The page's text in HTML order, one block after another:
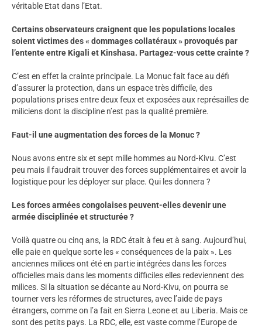
véritable Etat dans l’Etat.
Certains observateurs craignent que les populations locales
soient victimes des « dommages collatéraux » provoqués par
l’entente entre Kigali et Kinshasa. Partagez-vous cette crainte ?
C’est en effet la crainte principale. La Monuc fait face au défi
d’assurer la protection, dans un espace très difficile, des
populations prises entre deux feux et exposées aux représailles de
miliciens dont la discipline n’est pas la qualité première.
Faut-il une augmentation des forces de la Monuc?
Nous avons entre six et sept mille hommes au Nord-Kivu. C’est
peu mais il faudrait trouver des forces supplémentaires et avoir la
logistique pour les déployer sur place. Qui les donnera ?
Les forces armées congolaises peuvent-elles devenir une
armée disciplinée et structurée ?
Voilà quatre ou cinq ans, la RDC était à feu et à sang. Aujourd’hui,
elle paie en quelque sorte les « conséquences de la paix ». Les
anciennes milices ont été en partie intégrées dans les forces
officielles mais dans les moments difficiles elles redeviennent des
milices. Si la situation se décante au Nord-Kivu, on pourra se
tourner vers les réformes de structures, avec l’aide de pays
étrangers, comme on l’a fait en Sierra Leone et au Liberia. Mais ce
sont des petits pays. La RDC, elle, est vaste comme l’Europe de